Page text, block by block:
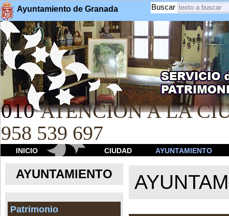
Ayuntamiento de Granada Buscar
010 ATENCION A LA
958 539 697
INICIO CIUDAD AYUNTAMIENTO
AYUNTAMIENTO
Patrimonio